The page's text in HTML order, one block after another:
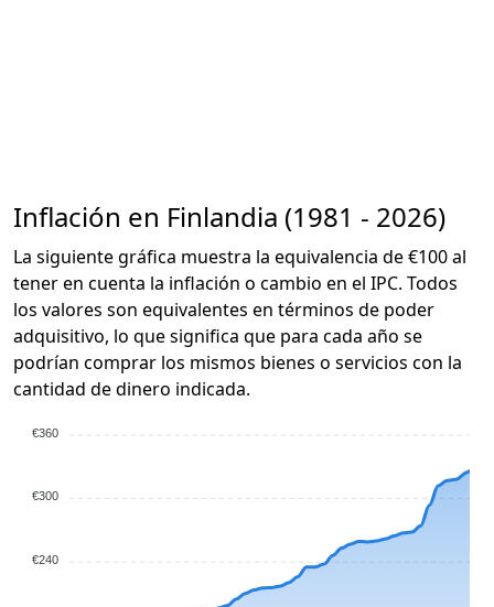
Inflación en Finlandia (1981 - 2026)
La siguiente gráfica muestra la equivalencia de €100 al
tener en cuenta la inflación o cambio en el IPC. Todos
los valores son equivalentes en términos de poder
adquisitivo, lo que significa que para cada año se
podrían comprar los mismos bienes o servicios con la
cantidad de dinero indicada.
€360
€300
€240